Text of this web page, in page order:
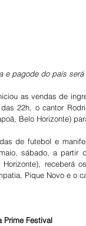
e pagode do país
as vendas de
22h, o cantor
Belo Horizonte)
de futebol e
sábado, a partir
receberá
Pique Novo e o
Prime Festival